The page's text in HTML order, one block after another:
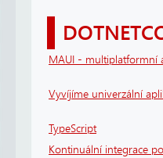
MAUI - multiplatformní
Vyvíjíme univerzální
TypeScript
Kontinuální integrace